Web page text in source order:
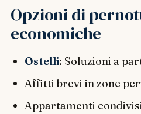
Opzioni di
economiche
Ostelli: Soluzioni a
Affitti brevi in zone
Appartamenti